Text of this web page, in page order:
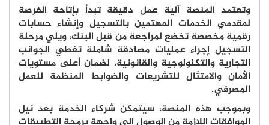
وتعتمد المنصة آلية عمل دقيقة تبدأ بإتاحة الفرصة
لمقدمي الخدمات المهتمين بالتسجيل وإنشاء حسابات
رقمية مخصصة تخضع لمراجعة من قبل البنك، ويلي مرحلة
التسجيل إجراء عمليات مصادقة شاملة تغطي الجوانب
التجارية والتكنولوجية والقانونية، لضمان أعلى مستويات
الأمان والامتثال للتشريعات والضوابط المنظمة للعمل
المصرفي.
وبموجب هذه المنصة، سيتمكن شركاء الخدمة بعد نيل